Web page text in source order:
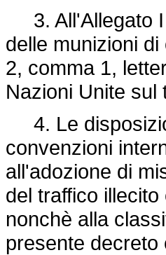
3. All'Allegato I
delle munizioni
2, comma 1,
Nazioni Unite
4. Le
convenzioni
all'adozione di
del traffico
nonchè alla
presente decreto